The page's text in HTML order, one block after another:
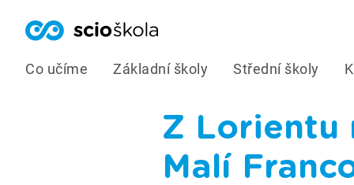
Co učíme Základní školy Střední školy
Z Lorientu
Malí